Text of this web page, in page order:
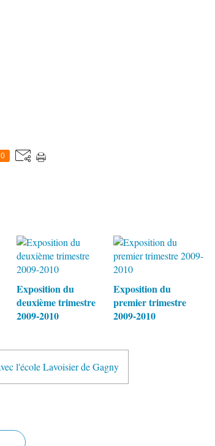
0
Exposition du
deuxième trimestre
2009-2010
Exposition du
premier trimestre
2009-2010
l'école Lavoisier de Gagny